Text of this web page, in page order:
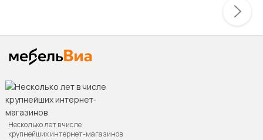
Несколько лет в числе
крупнейших интернет-магазинов